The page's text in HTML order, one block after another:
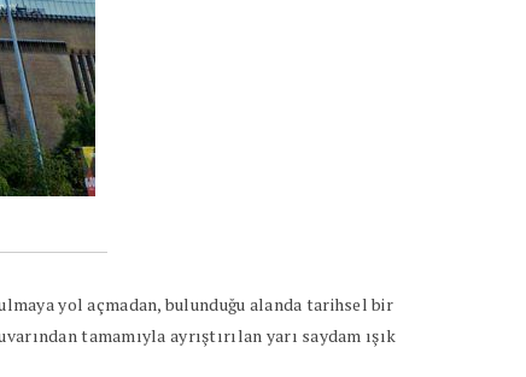
yol açmadan, bulunduğu alanda tarihsel bir
tamamıyla ayrıştırılan yarı saydam ışık